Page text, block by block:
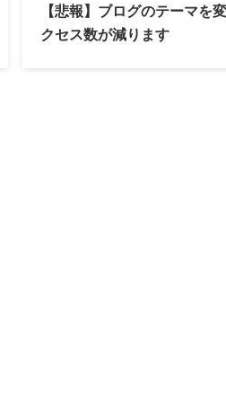
【悲報】ブログのテーマを
クセス数が減ります